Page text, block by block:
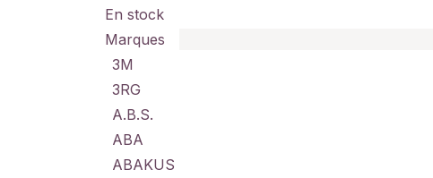
En stock
Marques
3M
3RG
A.B.S.
ABA
ABAKUS